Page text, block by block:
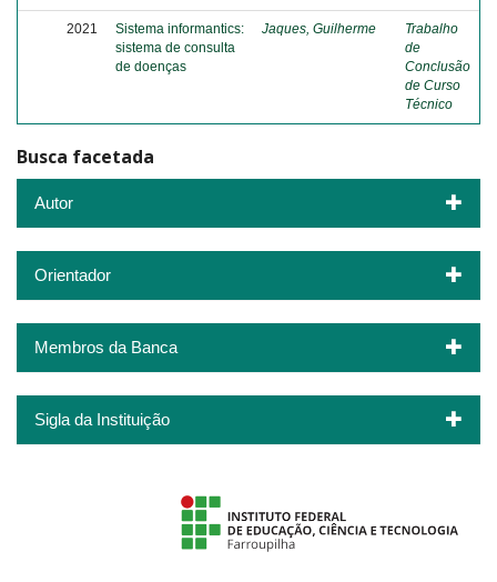
2021
Sistema informantics:
sistema de consulta
de doenças
Jaques, Guilherme
Trabalho
de
Conclusão
de Curso
Técnico
Busca facetada
Autor
Orientador
Membros da Banca
Sigla da Instituição